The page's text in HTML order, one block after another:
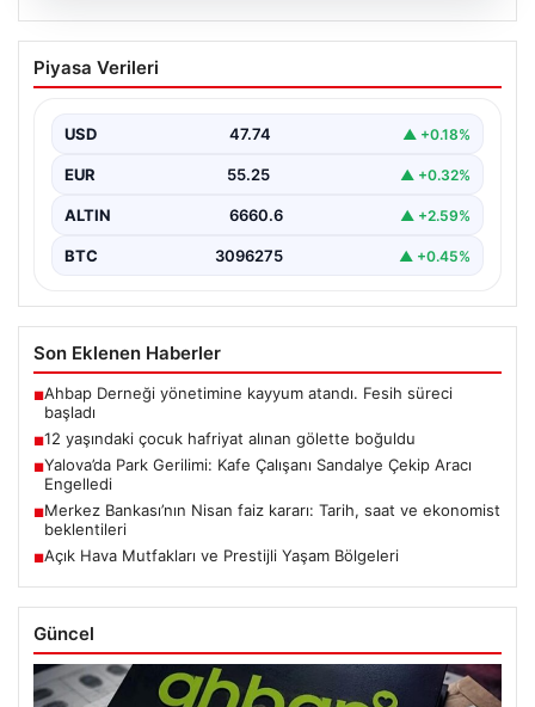
06.08.2026
12 yaşındaki çocuk hafriyat alınan
gölette boğuldu
Oluşan Gölette Boğuldu", "content": "Erzurum’un Oltu
ilçesinde…
Piyasa Verileri
USD 47.74 ▲ +0.18%
EUR 55.25 ▲ +0.32%
ALTIN 6660.6 ▲ +2.59%
BTC 3096275 ▲ +0.45%
Son Eklenen Haberler
■Ahbap Derneği yönetimine kayyum atandı. Fesih süreci
başladı
■12 yaşındaki çocuk hafriyat alınan gölette boğuldu
■Yalova’da Park Gerilimi: Kafe Çalışanı Sandalye Çekip Aracı
Engelledi
■Merkez Bankası’nın Nisan faiz kararı: Tarih, saat ve ekonomist
beklentileri
■Açık Hava Mutfakları ve Prestijli Yaşam Bölgeleri
Güncel